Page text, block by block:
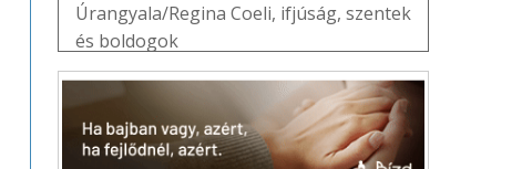
Úrangyala/Regina Coeli, ifjúság, szentek
és boldogok